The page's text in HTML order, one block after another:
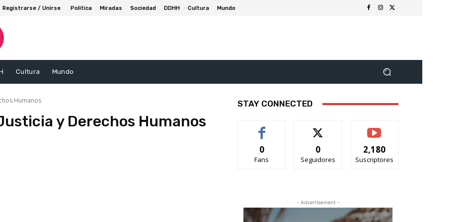
Registrarse / Unirse Politica Miradas Sociedad DDHH Cultura Mundo
Cultura Mundo
Humanos
y Derechos Humanos
STAY CONNECTED
0
Fans
0
Seguidores
2,180
Suscriptores
- Advertisement -